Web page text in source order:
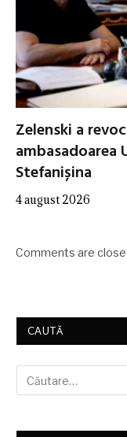
Zelenski a
ambasadoarea
Stefanișina
4 august 2026
Comments are
CAUTĂ